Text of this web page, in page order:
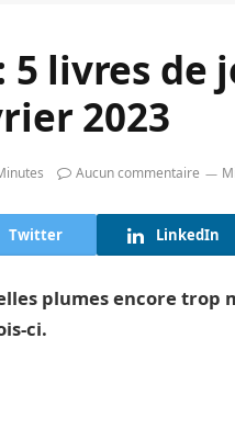
livres de
2023
Aucun commentaire
Twitter LinkedIn
plumes encore trop
ci.